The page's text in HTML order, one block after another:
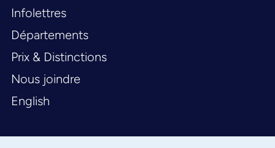
Infolettres
Départements
Prix & Distinctions
Nous joindre
English